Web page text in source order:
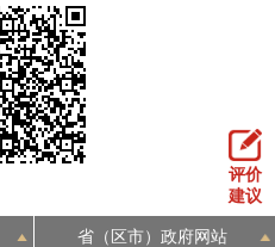
评价
建议
省（区市）政府网站